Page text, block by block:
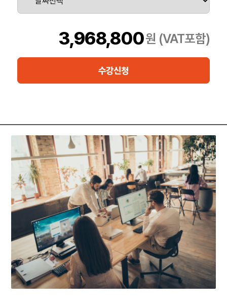
단 5일 만에 8일간의 컨텐츠를 제공합니다.
오라클 Database12c(4일차)로 시작한 다음 오라클 RAC데이터베
이스 아키텍처(4일)를 포함하여 오라클 RAC데이터베이스 아키텍
처(4일)를 적용합니다.
이 과정에서는 Oracle데이터베이스 ExadataCloudService에 대해
3,968,800원 (VAT포함)
수강신청